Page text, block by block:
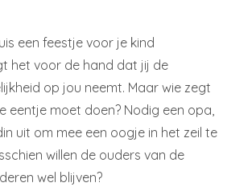
een feestje voor je kind
het voor de hand dat jij de
op jou neemt. Maar wie zegt
eentje moet doen? Nodig een opa,
uit om mee een oogje in het zeil te
willen de ouders van de
wel blijven?